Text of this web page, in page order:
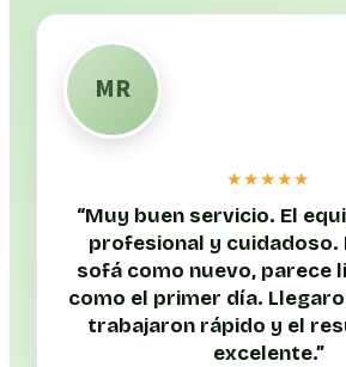
MR
★★★★★
“Muy buen servicio. El
profesional y cuidadoso.
sofá como nuevo, parece
como el primer día.
trabajaron rápido y el
excelente.”